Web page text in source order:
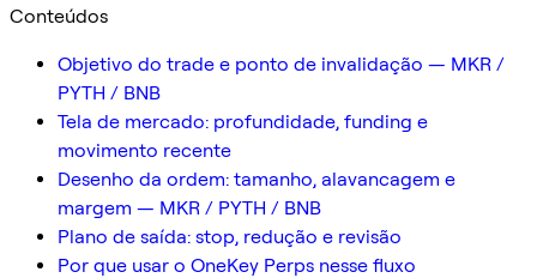
Conteúdos
Objetivo do trade e ponto de invalidação — MKR /
PYTH / BNB
Tela de mercado: profundidade, funding e
movimento recente
Desenho da ordem: tamanho, alavancagem e
margem — MKR / PYTH / BNB
Plano de saída: stop, redução e revisão
Por que usar o OneKey Perps nesse fluxo